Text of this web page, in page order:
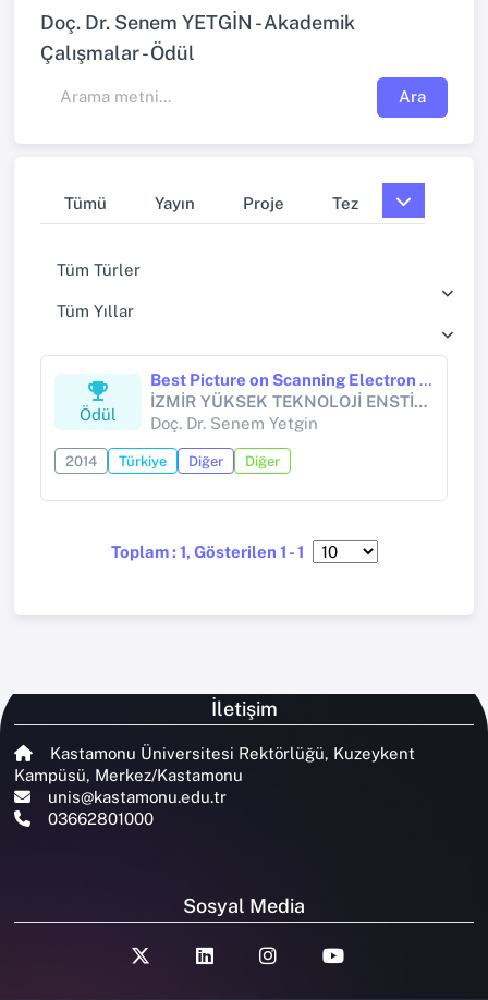
Doç. Dr. Senem YETGİN - Akademik
Çalışmalar - Ödül
Ara
Tümü Yayın Proje Tez
Tüm Türler
Tüm Yıllar
Ödül
Best Picture on Scanning Electron Microscope (SEM) B Type User
İZMİR YÜKSEK TEKNOLOJİ ENSTİTÜSÜ
Doç. Dr. Senem Yetgin
2014 Türkiye Diğer Diğer
Toplam : 1, Gösterilen 1 - 1
İletişim
Kastamonu Üniversitesi Rektörlüğü, Kuzeykent
Kampüsü, Merkez/Kastamonu
unis@kastamonu.edu.tr
03662801000
Sosyal Media